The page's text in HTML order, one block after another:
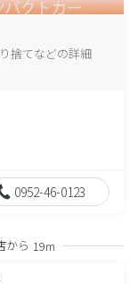
捨てなどの詳細
0952-46-0123
から 19m